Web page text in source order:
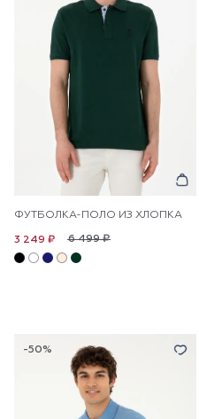
ФУТБОЛКА-ПОЛО ИЗ ХЛОПКА
6 499 ₽
3 249 ₽
-50%